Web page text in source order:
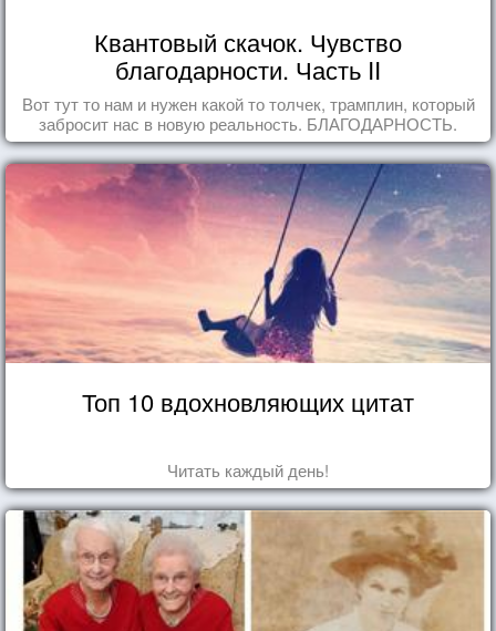
Квантовый скачок. Чувство
благодарности. Часть II
Вот тут то нам и нужен какой то толчек, трамплин, который
забросит нас в новую реальность. БЛАГОДАРНОСТЬ.
Топ 10 вдохновляющих цитат
Читать каждый день!